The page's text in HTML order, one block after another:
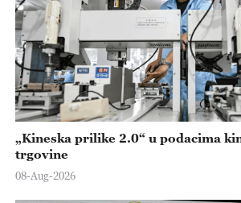
„Kineska prilike 2.0“ u podacima
trgovine
08-Aug-2026